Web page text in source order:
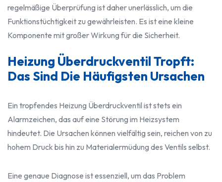
regelmäßige Überprüfung ist daher unerlässlich, um die
Funktionstüchtigkeit zu gewährleisten. Es ist eine kleine
Komponente mit großer Wirkung für die Sicherheit.
Heizung Überdruckventil Tropft:
Das Sind Die Häufigsten Ursachen
Ein tropfendes Heizung Überdruckventil ist stets ein
Alarmzeichen, das auf eine Störung im Heizsystem
hindeutet. Die Ursachen können vielfältig sein, reichen von zu
hohem Druck bis hin zu Materialermüdung des Ventils selbst.
Eine genaue Diagnose ist essenziell, um das Problem